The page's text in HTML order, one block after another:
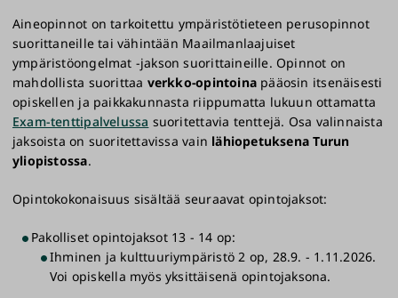
ja ilmoittautumaan perusopintoihin 14.9. mennessä,
jolloin pääset parhaiten mukaan ohjattuun
opintoryhmätyöskentelyyn. Opintojaksoja on
mahdollista suorittaa myös itsenäisesti opiskellen,
joten ilmoittautua voi myös myöhemmin.
Jos ilmoittaudut ensin yksittäisille opintojaksoille ja
haluat sen jälkeen suorittaa koko
opintomaksusta hyvitetään enintään kahden jakson
tai edelliseltä lukuvuodelta.
Ilmoittautuminen perusopintoihn 12.8. - 15.10.2026
Aineopinnot on tarkoitettu ympäristötieteen perusopinnot
suorittaneille tai vähintään Maailmanlaajuiset
ympäristöongelmat -jakson suorittaineille. Opinnot on
mahdollista suorittaa verkko-opintoina pääosin itsenäisesti
opiskellen ja paikkakunnasta riippumatta lukuun ottamatta
Exam-tenttipalvelussa suoritettavia tenttejä. Osa valinnaista
jaksoista on suoritettavissa vain lähiopetuksena Turun
yliopistossa.
Opintokokonaisuus sisältää seuraavat opintojaksot:
Pakolliset opintojaksot 13 - 14 op:
Ihminen ja kulttuuriympäristö 2 op, 28.9. - 1.11.2026.
Voi opiskella myös yksittäisenä opintojaksona.